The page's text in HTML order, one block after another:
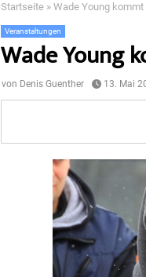
Startseite »Wade Young
Veranstaltungen
Wade Young
von Denis Guenther 13. Mai